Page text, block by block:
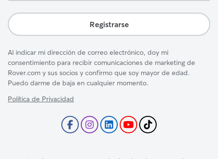
Registrarse
Al indicar mi dirección de correo electrónico, doy mi
consentimiento para recibir comunicaciones de marketing de
Rover.com y sus socios y confirmo que soy mayor de edad.
Puedo darme de baja en cualquier momento.
Política de Privacidad